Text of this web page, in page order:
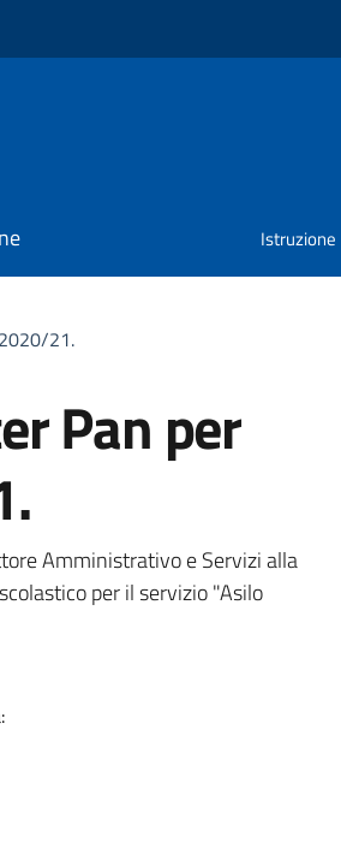
Istruzione
21.
Pan per
Amministrativo e Servizi alla
per il servizio "Asilo